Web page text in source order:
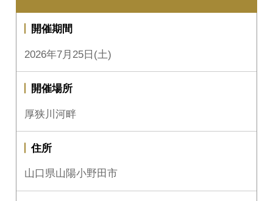
開催期間
2026年7月25日(土)
開催場所
厚狭川河畔
住所
山口県山陽小野田市